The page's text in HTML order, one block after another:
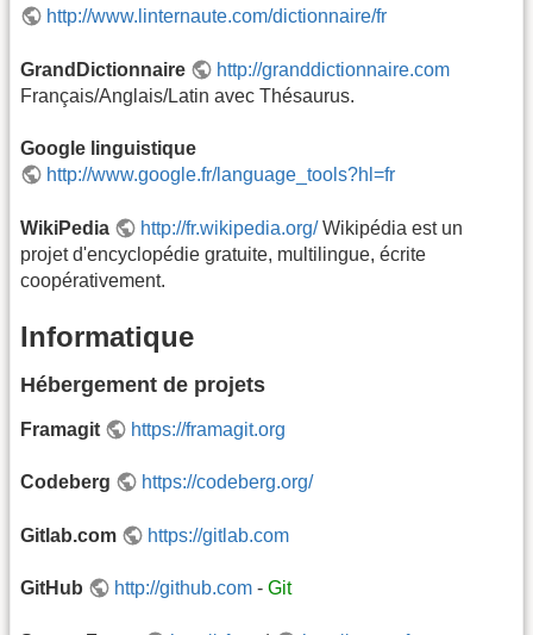
http://www.linternaute.com/dictionnaire/fr
GrandDictionnaire
http://granddictionnaire.com
Français/Anglais/Latin avec Thésaurus.
Google linguistique
http://www.google.fr/language_tools?hl=fr
WikiPedia http://fr.wikipedia.org/Wikipédia est un
projet d'encyclopédie gratuite, multilingue, écrite
coopérativement.
Informatique
Hébergement de projets
Framagit https://framagit.org
Codeberg https://codeberg.org/
Gitlab.com https://gitlab.com
GitHub http://github.com -Git